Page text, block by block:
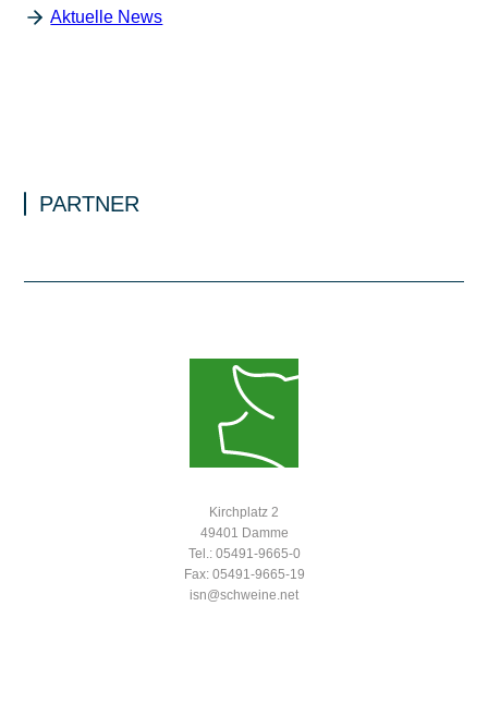
Aktuelle News
PARTNER
Kirchplatz 2
49401 Damme
Tel.: 05491-9665-0
Fax: 05491-9665-19
isn@schweine.net